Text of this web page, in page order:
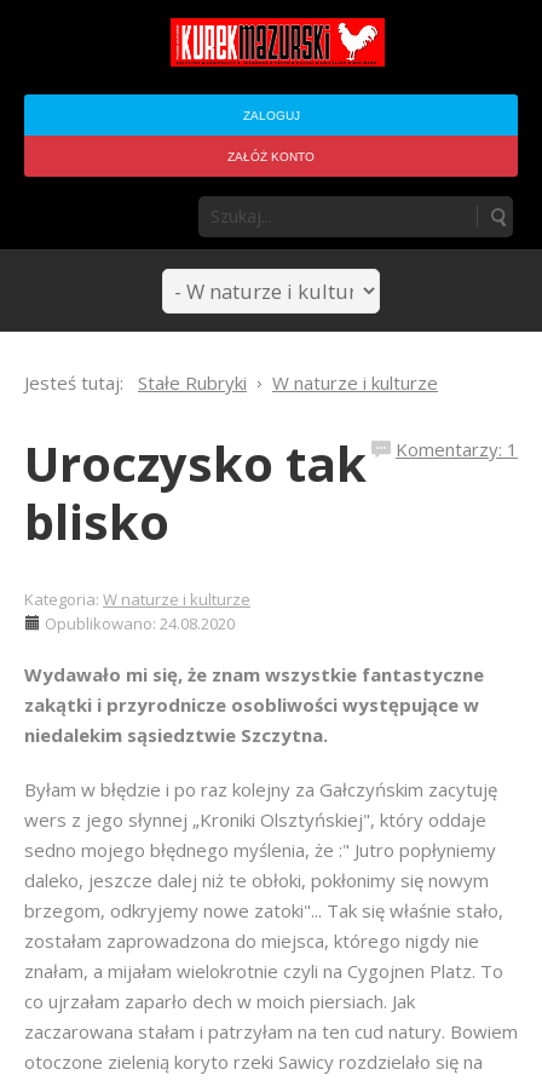
ZALOGUJ
ZAŁÓŻ KONTO
Jesteś tutaj: Stałe Rubryki W naturze i kulturze
Komentarzy: 1
Uroczysko tak
blisko
Kategoria: W naturze i kulturze
Opublikowano: 24.08.2020
Wydawało mi się, że znam wszystkie fantastyczne
zakątki i przyrodnicze osobliwości występujące w
niedalekim sąsiedztwie Szczytna.
Byłam w błędzie i po raz kolejny za Gałczyńskim zacytuję
wers z jego słynnej „Kroniki Olsztyńskiej", który oddaje
sedno mojego błędnego myślenia, że :" Jutro popłyniemy
daleko, jeszcze dalej niż te obłoki, pokłonimy się nowym
brzegom, odkryjemy nowe zatoki"... Tak się właśnie stało,
zostałam zaprowadzona do miejsca, którego nigdy nie
znałam, a mijałam wielokrotnie czyli na Cygojnen Platz. To
co ujrzałam zaparło dech w moich piersiach. Jak
zaczarowana stałam i patrzyłam na ten cud natury. Bowiem
otoczone zielenią koryto rzeki Sawicy rozdzielało się na